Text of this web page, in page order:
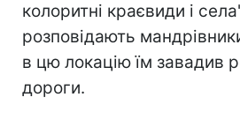
колоритні краєвиди і
розповідають
в цю локацію їм завадив
дороги.